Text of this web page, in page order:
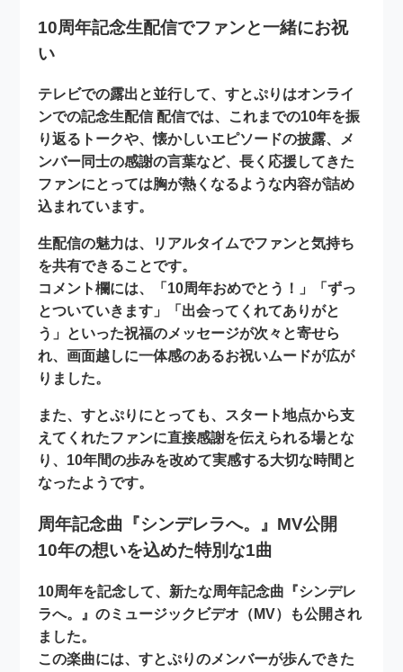
10周年記念生配信でファンと一緒にお祝
い
テレビでの露出と並行して、すとぷりはオンライ
ンでの記念生配信 配信では、これまでの10年を振
り返るトークや、懐かしいエピソードの披露、メ
ンバー同士の感謝の言葉など、長く応援してきた
ファンにとっては胸が熱くなるような内容が詰め
込まれています。
生配信の魅力は、リアルタイムでファンと気持ち
を共有できることです。
コメント欄には、
「10周年おめでとう！」
「ずっ
とついていきます」「出会ってくれてありがと
う」といった祝福のメッセージが次々と寄せら
れ、画面越しに一体感のあるお祝いムードが広が
りました。
また、すとぷりにとっても、スタート地点から支
えてくれたファンに直接感謝を伝えられる場とな
り、10年間の歩みを改めて実感する大切な時間と
なったようです。
周年記念曲『シンデレラへ。』MV公開
10年の想いを込めた特別な1曲
10周年を記念して、新たな周年記念曲『シンデレ
ラへ。』のミュージックビデオ（MV）も公開され
ました。
この楽曲には、すとぷりのメンバーが歩んできた